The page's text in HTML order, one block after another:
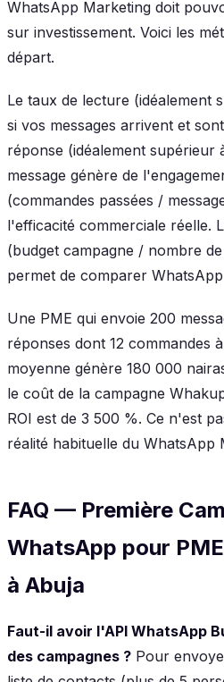
WhatsApp Marketing doit
sur investissement. Voici les
départ.
Le taux de lecture (idéalement
si vos messages arrivent et
réponse (idéalement supérieur
message génère de
(commandes passées /
l'efficacité commerciale réelle.
(budget campagne / nombre
permet de comparer
Une PME qui envoie 200
réponses dont 12 commandes
moyenne génère 180 000
le coût de la campagne
ROI est de 3 500 %. Ce n'est
réalité habituelle du WhatsApp
FAQ — Première
WhatsApp pour
à Abuja
Faut-il avoir l'API WhatsApp
des campagnes ? Pour